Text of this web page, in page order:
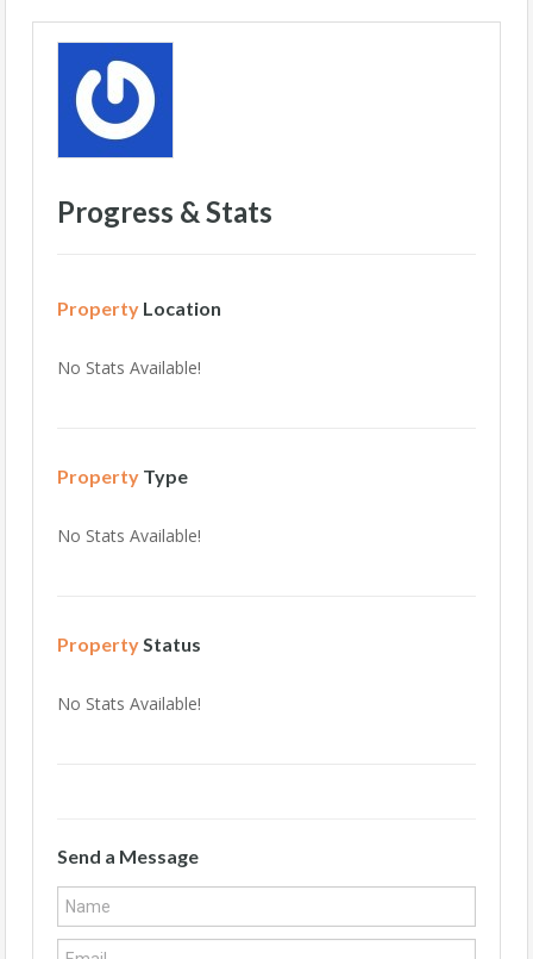
Progress & Stats
Property Location
No Stats Available!
Property Type
No Stats Available!
Property Status
No Stats Available!
Send a Message